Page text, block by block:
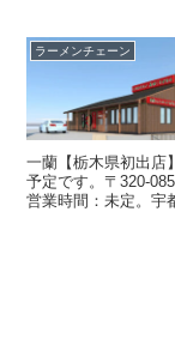
ラーメンチェーン
一蘭【栃木県初出店
予定です。〒320-
営業時間：未定。宇
口」交差点から北